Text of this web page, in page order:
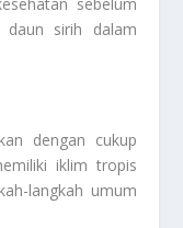
daun sirih dalam
dengan cukup
iklim tropis
langkah umum